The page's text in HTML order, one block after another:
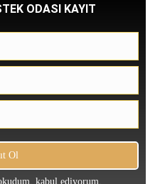
ODASI KAYIT
kabul ediyorum.